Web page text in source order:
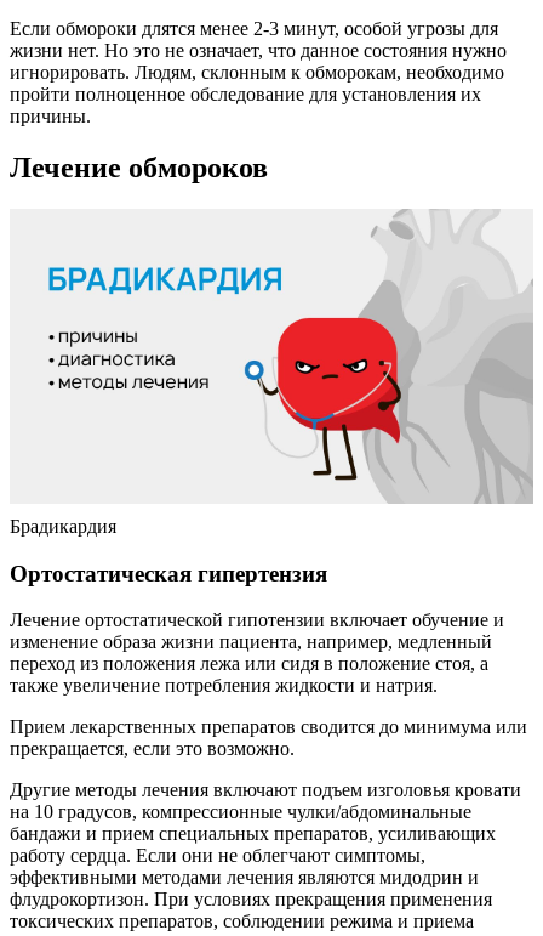
Если обмороки длятся менее 2-3 минут, особой угрозы для
жизни нет. Но это не означает, что данное состояния нужно
игнорировать. Людям, склонным к обморокам, необходимо
пройти полноценное обследование для установления их
причины.
Лечение обмороков
Брадикардия
Ортостатическая гипертензия
Лечение ортостатической гипотензии включает обучение и
изменение образа жизни пациента, например, медленный
переход из положения лежа или сидя в положение стоя, а
также увеличение потребления жидкости и натрия.
Прием лекарственных препаратов сводится до минимума или
прекращается, если это возможно.
Другие методы лечения включают подъем изголовья кровати
на 10 градусов, компрессионные чулки/абдоминальные
бандажи и прием специальных препаратов, усиливающих
работу сердца. Если они не облегчают симптомы,
эффективными методами лечения являются мидодрин и
флудрокортизон. При условиях прекращения применения
токсических препаратов, соблюдении режима и приема